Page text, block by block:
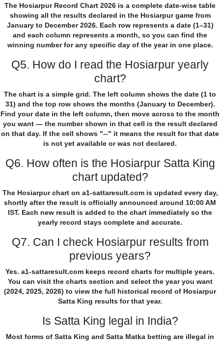
The Hosiarpur Record Chart 2026 is a complete date-wise table
showing all the results declared in the Hosiarpur game from
January to December 2026. Each row represents a date (1–31)
and each column represents a month, so you can find the
winning number for any specific day of the year in one place.
Q5. How do I read the Hosiarpur yearly
chart?
The chart is a simple grid. The left column shows the date (1 to
31) and the top row shows the months (January to December).
Find your date in the left column, then move across to the month
you want — the number shown in that cell is the result declared
on that day. If the cell shows "--" it means the result for that date
is not yet available or was not declared.
Q6. How often is the Hosiarpur Satta King
chart updated?
The Hosiarpur chart on a1-sattaresult.com is updated every day,
shortly after the result is officially announced around 10:00 AM
IST. Each new result is added to the chart immediately so the
yearly record stays complete and accurate.
Q7. Can I check Hosiarpur results from
previous years?
Yes. a1-sattaresult.com keeps record charts for multiple years.
You can visit the charts section and select the year you want
(2024, 2025, 2026) to view the full historical record of Hosiarpur
Satta King results for that year.
Is Satta King legal in India?
Most forms of Satta King and Satta Matka betting are illegal in